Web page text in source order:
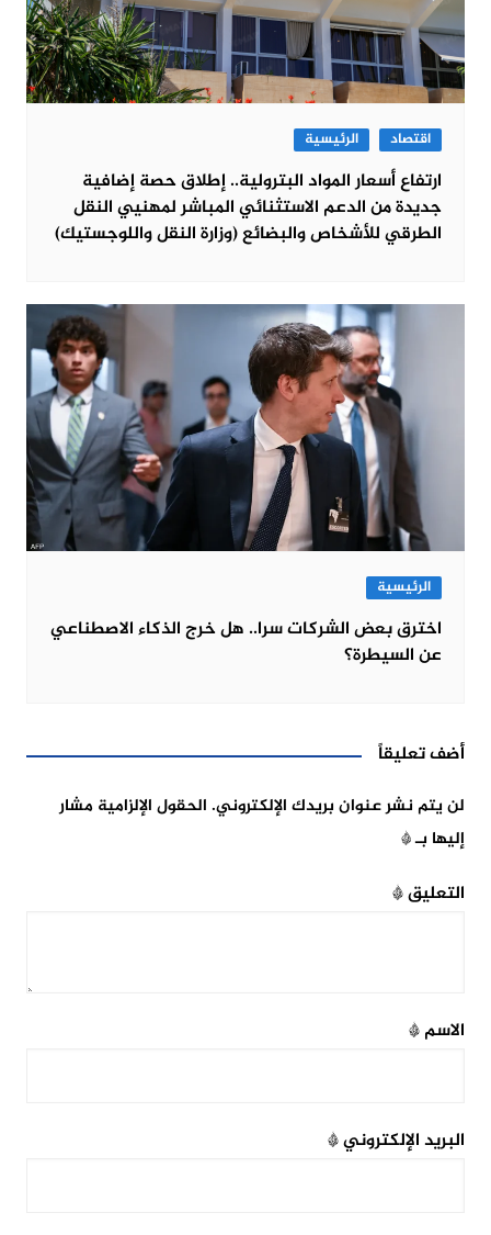
اقتصاد الرئيسية
ارتفاع أسعار المواد البترولية.. إطلاق حصة إضافية
جديدة من الدعم الاستثنائي المباشر لمهنيي النقل
الطرقي للأشخاص والبضائع (وزارة النقل واللوجستيك)
الرئيسية
اخترق بعض الشركات سرا.. هل خرج الذكاء الاصطناعي
عن السيطرة؟
أضف تعليقاً
لن يتم نشر عنوان بريدك الإلكتروني. الحقول الإلزامية مشار
إليها بـ*
التعليق*
الاسم*
البريد الإلكتروني*